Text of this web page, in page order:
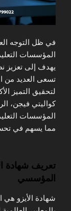
في ظل التوجه
يهدف إلى تعزيز
تسعى العديد من
لتحقيق التميز
كواليتي فيجن،
مما يسهم في
تعريف شهادة
المؤسسي
شهادة الأيزو هي